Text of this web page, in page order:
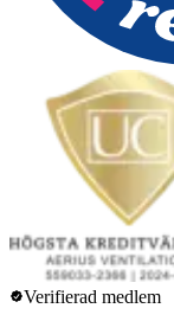
Verifierad medlem